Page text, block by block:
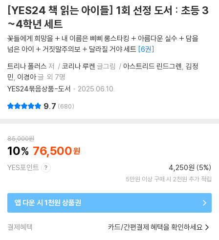
[YES24 책 읽는 아이들] 1회 선정 도서 : 초등 3
~4학년 세트
꽃들에게 희망을 + 내 이름은 삐삐 롱스타킹 + 아름다운 실수 + 담을
넘은 아이 + 거짓말주의보 + 달라질 거야 세트 6권
트리나 폴러스 저 코리나 루켄 글그림 아스트리드 린드그렌 김정
민 이경아글 외 7명
YES24묶음상품-도서
2025.06.10.
9.7 680
85,000원
10 76,500
YES포인트 4,250원 (5%)
5만원 이상 구매 시 2천원 추가 적립
앱 다운 시 1천원 상품권
결제혜택 카드/간편결제 혜택을 확인하세요